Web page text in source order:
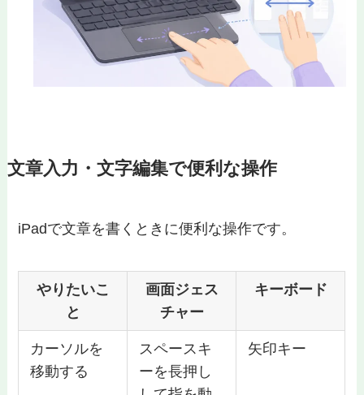
文章入力・文字編集で便利な操作
iPadで文章を書くときに便利な操作です。
やりたいこ
と
画面ジェス
チャー
キーボード
カーソルを
移動する
スペースキ
ーを長押し
矢印キー